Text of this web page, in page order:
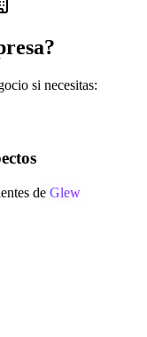
si necesitas:
de Glew